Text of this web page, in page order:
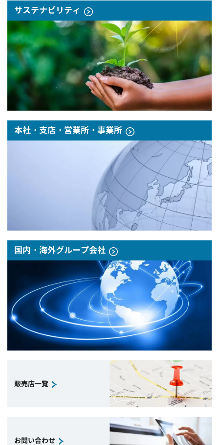
サステナビリティ
本社・支店・営業所・事業所
国内・海外グループ会社
販売店一覧
お問い合わせ